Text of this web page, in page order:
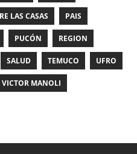
LAS CASAS PAIS
PUCÓN REGION
SALUD TEMUCO UFRO
VICTOR MANOLI